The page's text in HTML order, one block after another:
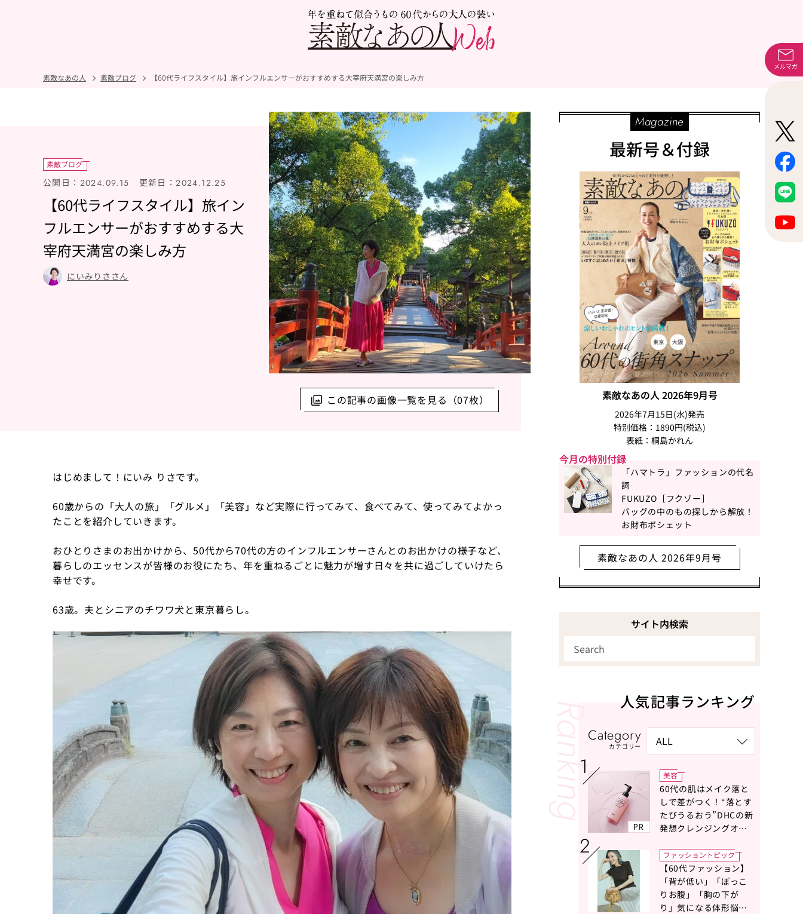
素敵なあの人 素敵ブログ 【60代ライフスタイル】旅インフルエンサーがおすすめする大宰府天満宮の楽しみ方
この記事の画像一覧を見る（07枚）
素敵ブログ
公開日： 2024.09.15 更新日：2024.12.25
【60代ライフスタイル】旅イン
フルエンサーがおすすめする大
宰府天満宮の楽しみ方
にいみりささん
はじめまして！にいみ りさです。
60歳からの「大人の旅」「グルメ」「美容」など実際に行ってみて、食べてみて、使ってみてよかっ
たことを紹介していきます。
おひとりさまのお出かけから、50代から70代の方のインフルエンサーさんとのお出かけの様子など、
暮らしのエッセンスが皆様のお役にたち、年を重ねるごとに魅力が増す日々を共に過ごしていけたら
幸せです。
63歳。夫とシニアのチワワ犬と東京暮らし。
Magazine
最新号＆付録
素敵なあの人 2026年9月号
2026年7月15日(水)発売
特別価格：1890円(税込)
表紙：桐島かれん
今月の特別付録
「ハマトラ」ファッションの代名
詞
FUKUZO［フクゾー］
バッグの中のもの探しから解放！
お財布ポシェット
素敵なあの人 2026年9月号
サイト内検索
人気記事ランキング
Category
カテゴリー
PR
美容
60代の肌はメイク落と
しで差がつく！“落とす
たびうるおう”DHCの新
発想クレンジングオイ
ファッショントピック
【60代ファッション】
「背が低い」「ぽっこ
りお腹」「胸の下が
り」気になる体形悩み
メルマガ